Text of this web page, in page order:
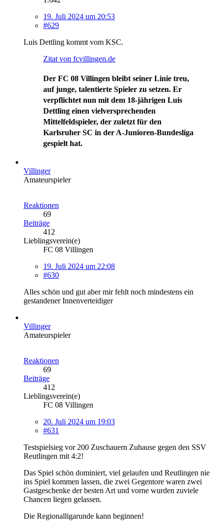
19. Juli 2024 um 20:53
#629
Luis Dettling kommt vom KSC.
Zitat von fcvillingen.de
Der FC 08 Villingen bleibt seiner Linie treu,
auf junge, talentierte Spieler zu setzen. Er
verpflichtet nun mit dem 18-jährigen Luis
Dettling einen vielversprechenden
Mittelfeldspieler, der zuletzt für den
Karlsruher SC in der A-Junioren-Bundesliga
gespielt hat.
Villinger
Amateurspieler
Reaktionen
69
Beiträge
412
Lieblingsverein(e)
FC 08 Villingen
19. Juli 2024 um 22:08
#630
Alles schön und gut aber mir fehlt noch mindestens ein
gestandener Innenverteidiger
Villinger
Amateurspieler
Reaktionen
69
Beiträge
412
Lieblingsverein(e)
FC 08 Villingen
20. Juli 2024 um 19:03
#631
Testspielsieg vor 200 Zuschauern Zuhause gegen den SSV
Reutlingen mit 4:2!
Das Spiel schön dominiert, viel gelaufen und Reutlingen nie
ins Spiel kommen lassen, die zwei Gegentore waren zwei
Gastgeschenke der besten Art und vorne wurden zuviele
Chancen liegen gelassen.
Die Regionalligarunde kann beginnen!